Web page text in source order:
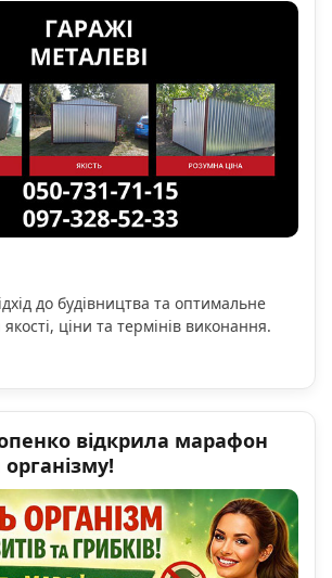
до будівництва та оптимальне
ціни та термінів виконання.
відкрила марафон